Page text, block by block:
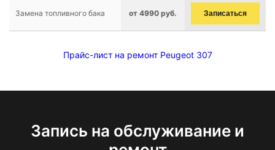
Замена топливного бака от 4990 руб. Записаться
Прайс-лист на ремонт Peugeot 307
Запись на обслуживание и